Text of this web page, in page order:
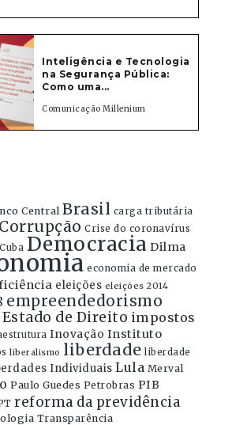
Inteligência e Tecnologia
na Segurança Pública:
Como uma...
Comunicação Millenium
Central Brasil carga tributária
Corrupção Crise do coronavírus
Cuba Democracia Dilma
economia de mercado
eleições eleições 2014
empreendedorismo
Estado de Direito impostos
Inovação Instituto
liberalismo liberdade liberdade
Individuais Lula Merval
Paulo Guedes Petrobras PIB
reforma da previdência
Transparência